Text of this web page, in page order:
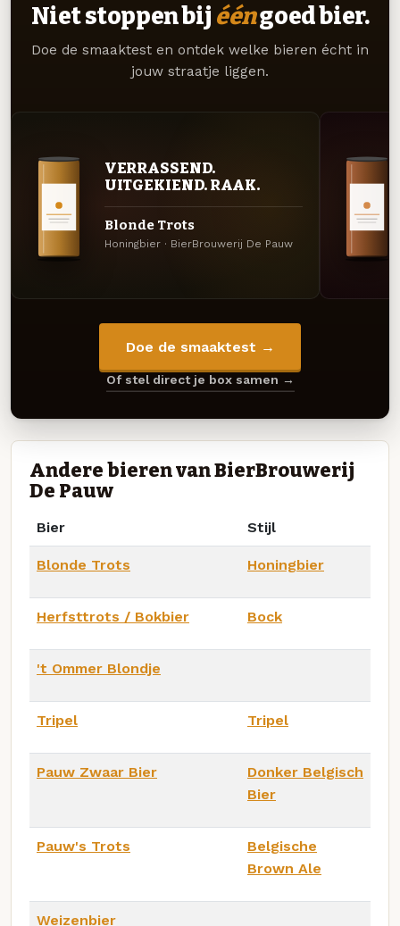
Niet stoppen bij ééngoed bier.
Doe de smaaktest en ontdek welke bieren écht in
jouw straatje liggen.
VERRASSEND.
UITGEKIEND. RAAK.
Blonde Trots
Honingbier · BierBrouwerij De Pauw
Doe de smaaktest →
Of stel direct je box samen →
Andere bieren van BierBrouwerij
De Pauw
Bier Stijl
Blonde Trots Honingbier
Herfsttrots / Bokbier Bock
't Ommer Blondje
Tripel Tripel
Pauw Zwaar Bier
Donker Belgisch
Bier
Pauw's Trots
Belgische
Brown Ale
Weizenbier